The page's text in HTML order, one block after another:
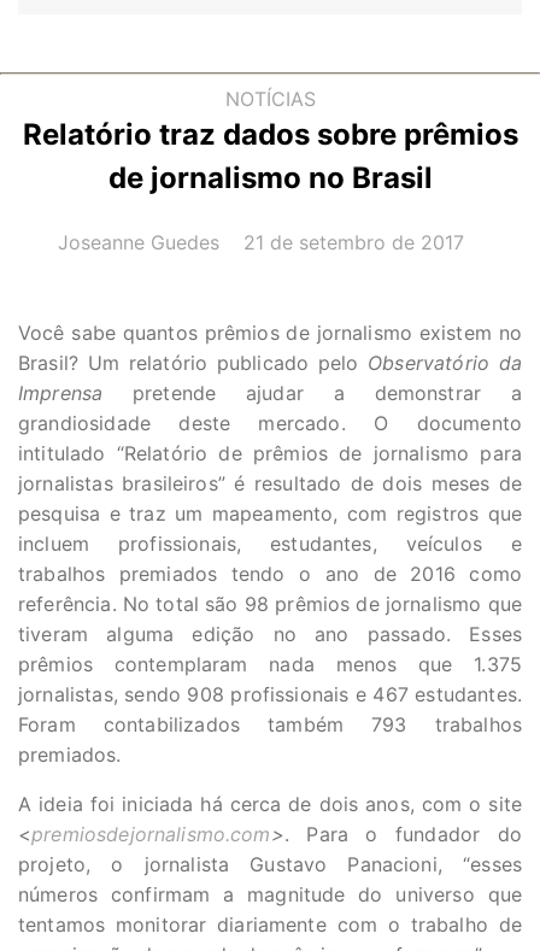
NOTÍCIAS
Relatório traz dados sobre prêmios
de jornalismo no Brasil
AUTOR(A):
Joseanne Guedes DATA:
21 de setembro de 2017
Você sabe quantos prêmios de jornalismo existem no
Brasil? Um relatório publicado pelo Observatório da
Imprensa pretende ajudar a demonstrar a
grandiosidade deste mercado. O documento
intitulado “Relatório de prêmios de jornalismo para
jornalistas brasileiros” é resultado de dois meses de
pesquisa e traz um mapeamento, com registros que
incluem profissionais, estudantes, veículos e
trabalhos premiados tendo o ano de 2016 como
referência. No total são 98 prêmios de jornalismo que
tiveram alguma edição no ano passado. Esses
prêmios contemplaram nada menos que 1.375
jornalistas, sendo 908 profissionais e 467 estudantes.
Foram contabilizados também 793 trabalhos
premiados.
A ideia foi iniciada há cerca de dois anos, com o site
<premiosdejornalismo.com>. Para o fundador do
projeto, o jornalista Gustavo Panacioni, “esses
números confirmam a magnitude do universo que
tentamos monitorar diariamente com o trabalho de